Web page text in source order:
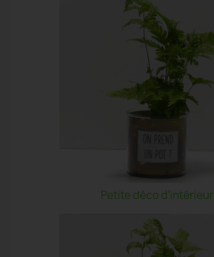
Petite déco d'intérieur